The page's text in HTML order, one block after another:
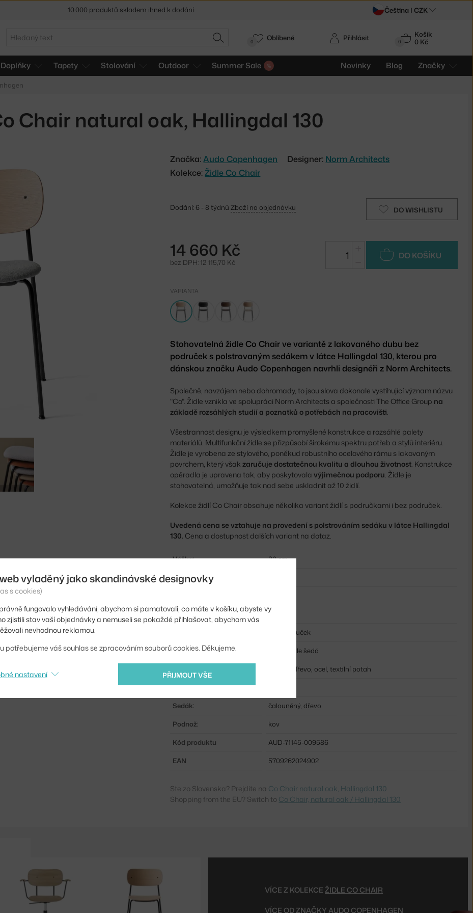
Hledat
HLEDAT 0
Košík
0 Kč
Doplňky Tapety Stolování Outdoor Summer Sale Novinky Blog Značky
Přihlásit
0 Oblíbené
Chair natural oak, Hallingdal 130
Značka:Audo Copenhagen Designer: Norm Architects
Kolekce:Židle Co Chair
DO WISHLISTU
Dodání: 6 - 8 týdnůZboží na objednávku
14 660 Kč
bez DPH: 12 115,70 Kč
DO KOŠÍKU
VARIANTA
Stohovatelná židle Co Chair ve variantě z lakovaného dubu bez
područek s polstrovaným sedákem v látce Hallingdal 130, kterou pro
dánskou značku Audo Copenhagen navrhli designéři z Norm Architects.
Společně, navzájem nebo dohromady, to jsou slova dokonale vystihující význam názvu
"Co". Židle vznikla ve spolupráci Norm Architects a společnosti The Office Group na
základě rozsáhlých studií a poznatků o potřebách na pracovišti
Všestrannost designu je výsledkem promyšlené konstrukce a rozsáhlé palety
materiálů. Multifunkční židle se přizpůsobí širokému spektru potřeb a stylů interiéru.
Židle je vyrobena ze stylového, poněkud robustního ocelového rámu s lakovaným
povrchem, který všakzaručuje dostatečnou kvalitu a dlouhou životnost. Konstrukce
opěradla je upravena tak, aby poskytovalavýjimečnou podporu. Židle je
stohovatelná, umožňuje tak nad sebe uskladnit až 10 židlí.
Kolekce židlí Co Chair obsahuje několika variant židlí s područkami i bez područek.
Uvedená cena se vztahuje na provedení s polstrováním sedáku v látce Hallingdal
130. Cena a dostupnost dalších variant na dotaz.
Výška:
80 cm
Výška sedáku:
Šířka:
50 cm
bez područek
Barva:
dub, světle šedá
dubové dřevo, ocel, textilní potah
Stohovatelné:
Sedák:
čalouněný, dřevo
Podnož:
kov
Kód produktu
AUD-71145-009586
EAN
5709262024902
Ste zo Slovenska? Prejdite na Co Chair natural oak, Hallingdal 130
Shopping from the EU? Switch to Co Chair, natural oak / Hallingdal 130
VÍCE Z KOLEKCEŽIDLE CO CHAIR
VÍCE OD ZNAČKYAUDO COPENHAGEN
Sleva 5 % pro odběratelenewsletteru Čeština | CZK
vyladěný jako skandinávské designovky
s cookies)
fungovalo vyhledávání, abychom si pamatovali, co máte v košíku, abyste vy
zjistili stav vaší objednávky a nemuseli se pokaždé přihlašovat, abychom vás
nevhodnou reklamou.
potřebujeme váš souhlas se zpracováním souborů cookies. Děkujeme.
PŘIJMOUT VŠE
nastavení